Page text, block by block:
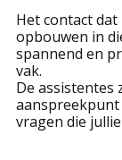
Het contact
opbouwen in
spannend en
vak.
De assistentes
vragen die